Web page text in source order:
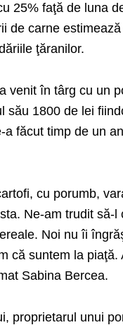
25% faţă de luna
de carne
ţăranilor.
venit în târg cu un
său 1800 de lei
făcut timp de un
cu porumb,
Ne-am trudit să-l
Noi nu îi
că suntem la piaţă.
Sabina Bercea.
proprietarul unui